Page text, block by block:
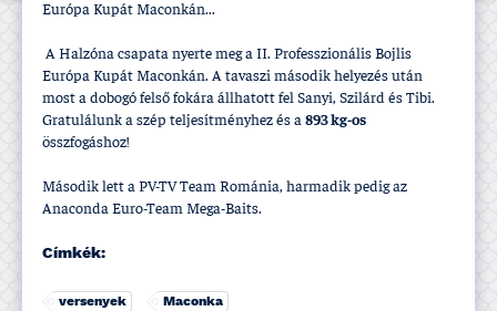
Európa Kupát Maconkán...
A Halzóna csapata nyerte meg a II. Professzionális Bojlis
Európa Kupát Maconkán. A tavaszi második helyezés után
most a dobogó felső fokára állhatott fel Sanyi, Szilárd és Tibi.
Gratulálunk a szép teljesí­tményhez és a 893 kg-os
összfogáshoz!
Második lett a PV-TV Team Románia, harmadik pedig az
Anaconda Euro-Team Mega-Baits.
Címkék:
versenyek Maconka